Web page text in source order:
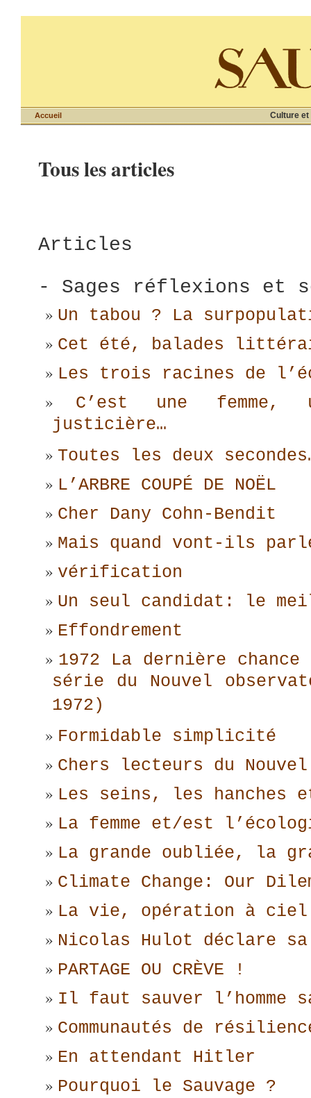
Culture et
Accueil
Tous les articles
Articles
- Sages réflexions et
Un tabou ? La
Cet été, balades
Les trois racines de
C’est une
justicière…
Toutes les deux
L’ARBRE COUPÉ DE NOËL
Cher Dany Cohn-Bendit
Mais quand vont-ils
vérification
Un seul candidat: le
Effondrement
1972 La dernière
série du Nouvel
1972)
Formidable simplicité
Chers lecteurs du
Les seins, les hanches
La femme et/est
La grande oubliée, la
Climate Change: Our
La vie, opération à ciel
Nicolas Hulot déclare
PARTAGE OU CRÈVE !
Il faut sauver l’homme
Communautés de
En attendant Hitler
Pourquoi le Sauvage ?